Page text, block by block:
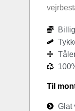
Til
Glat